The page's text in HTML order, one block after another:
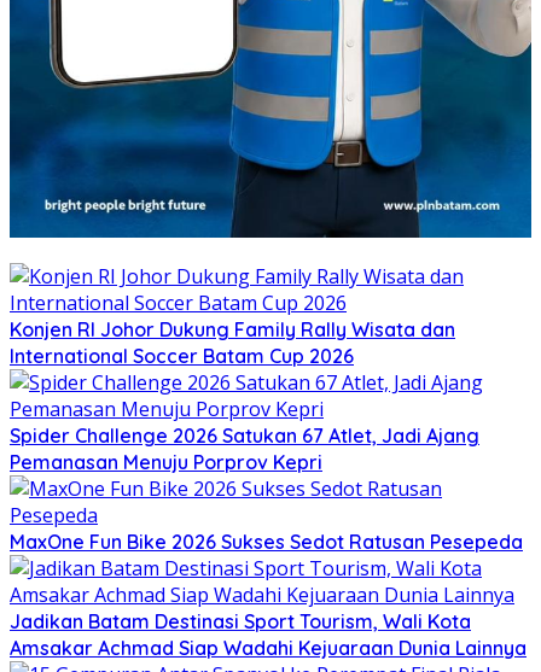
Konjen RI Johor Dukung Family Rally Wisata dan
International Soccer Batam Cup 2026
Spider Challenge 2026 Satukan 67 Atlet, Jadi Ajang
Pemanasan Menuju Porprov Kepri
MaxOne Fun Bike 2026 Sukses Sedot Ratusan Pesepeda
Jadikan Batam Destinasi Sport Tourism, Wali Kota
Amsakar Achmad Siap Wadahi Kejuaraan Dunia Lainnya